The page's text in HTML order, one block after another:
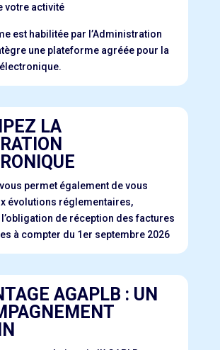
votre activité
est habilitée par l’Administration
une plateforme agréée pour la
LA
permet également de vous
évolutions réglementaires,
de réception des factures
à compter du 1er septembre 2026
AGAPLB : UN